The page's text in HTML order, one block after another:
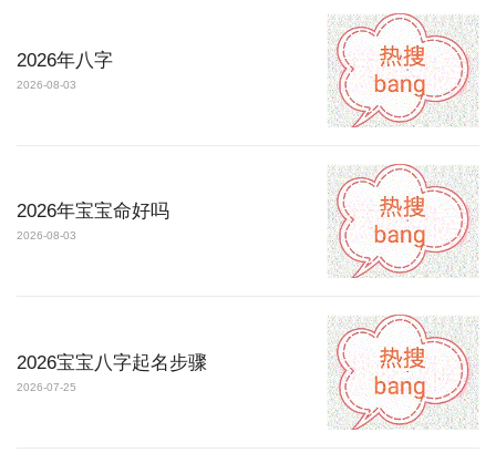
2026年八字
2026-08-03
2026年宝宝命好吗
2026-08-03
2026宝宝八字起名步骤
2026-07-25